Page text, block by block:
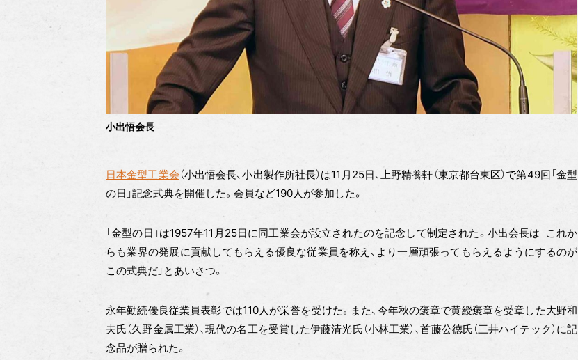
小出悟会長
日本金型工業会 （小出悟会長、小出製作所社長）は11月25日、上野精養軒（東京都台東区）で第49回「金型
の日」記念式典を開催した。会員など190人が参加した。
「金型の日」は1957年11月25日に同工業会が設立されたのを記念して制定された。小出会長は「これか
らも業界の発展に貢献してもらえる優良な従業員を称え、より一層頑張ってもらえるようにするのが
この式典だ」とあいさつ。
永年勤続優良従業員表彰では110人が栄誉を受けた。また、今年秋の褒章で黄綬褒章を受章した大野和
夫氏（久野金属工業）、現代の名工を受賞した伊藤清光氏（小林工業）、首藤公徳氏（三井ハイテック）に記
念品が贈られた。